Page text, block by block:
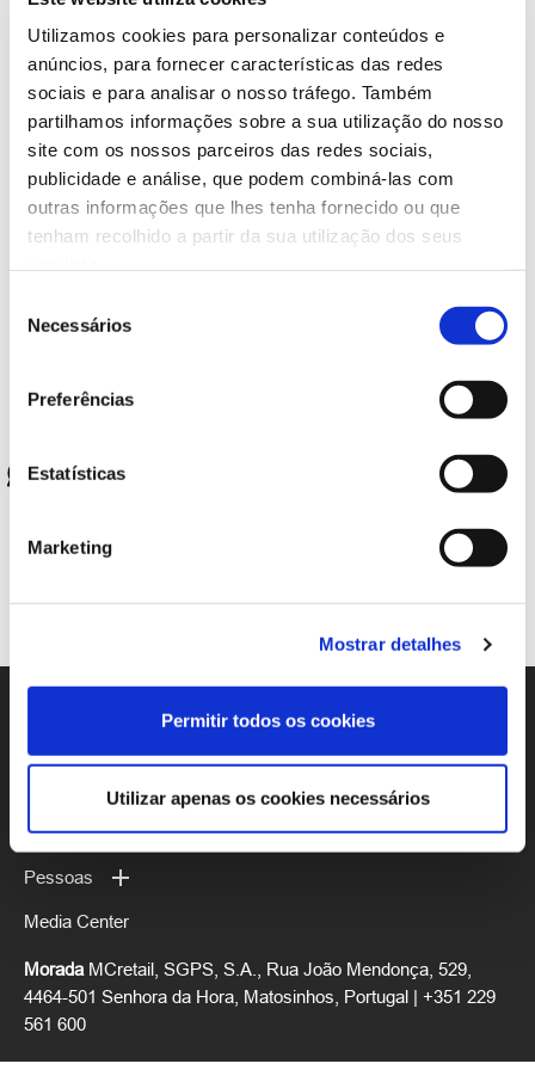
Utilizamos cookies para personalizar conteúdos e
anúncios, para fornecer características das redes
sociais e para analisar o nosso tráfego. Também
partilhamos informações sobre a sua utilização do nosso
site com os nossos parceiros das redes sociais,
publicidade e análise, que podem combiná-las com
outras informações que lhes tenha fornecido ou que
tenham recolhido a partir da sua utilização dos seus
Necessários
Preferências
Estatísticas
Marketing
Mostrar detalhes
Permitir todos os cookies
Utilizar apenas os cookies necessários
14 Fevereiro 2025
#Todas
Caso pretenda, pode devolver o produto na loja Continente
mais próxima, recebendo o valor do mesmo. Pode obter mais
informações colocando as suas dúvidas em
faleconnosco.continente.pt
— Anterior
Sustentabilidade
Inovação
Pessoas
Media Center
Morada MCretail, SGPS, S.A., Rua João Mendonça, 529,
4464-501 Senhora da Hora, Matosinhos, Portugal | +351 229
561 600